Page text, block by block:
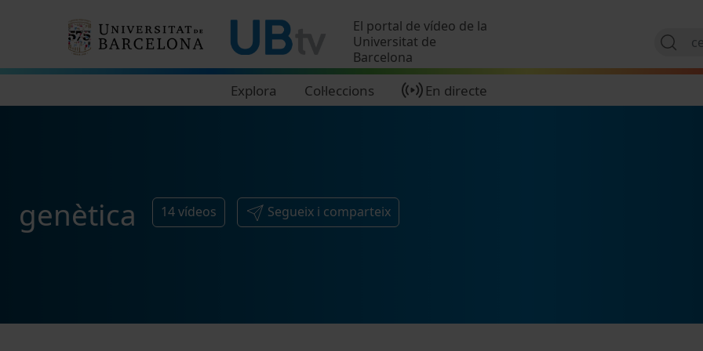
El portal de vídeo de la
Universitat de
Barcelona
Explora Col·leccions En directe
genètica 14vídeos Segueix i comparteix